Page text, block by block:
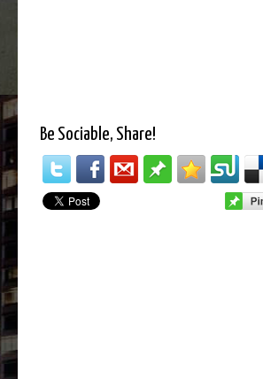
Be Sociable, Share!